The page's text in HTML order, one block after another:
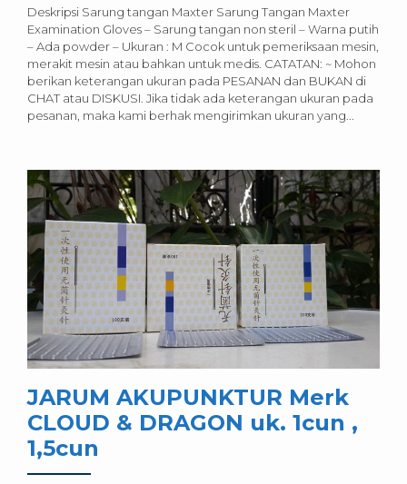
Deskripsi Sarung tangan Maxter Sarung Tangan Maxter
Examination Gloves – Sarung tangan non steril – Warna putih
– Ada powder – Ukuran : M Cocok untuk pemeriksaan mesin,
merakit mesin atau bahkan untuk medis. CATATAN: ~ Mohon
berikan keterangan ukuran pada PESANAN dan BUKAN di
CHAT atau DISKUSI. Jika tidak ada keterangan ukuran pada
pesanan, maka kami berhak mengirimkan ukuran yang...
JARUM AKUPUNKTUR Merk
CLOUD & DRAGON uk. 1cun ,
1,5cun